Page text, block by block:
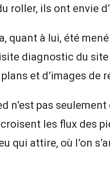
roller, ils ont envie
quant à lui, été
diagnostic du
et d’images de
n’est pas
les flux des
qui attire, où l’on